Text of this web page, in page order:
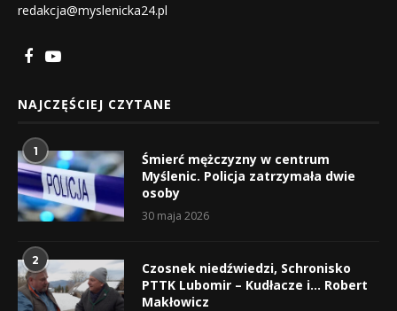
redakcja@myslenicka24.pl
NAJCZĘŚCIEJ CZYTANE
1
Śmierć mężczyzny w centrum
Myślenic. Policja zatrzymała dwie
osoby
30 maja 2026
2
Czosnek niedźwiedzi, Schronisko
PTTK Lubomir – Kudłacze i… Robert
Makłowicz